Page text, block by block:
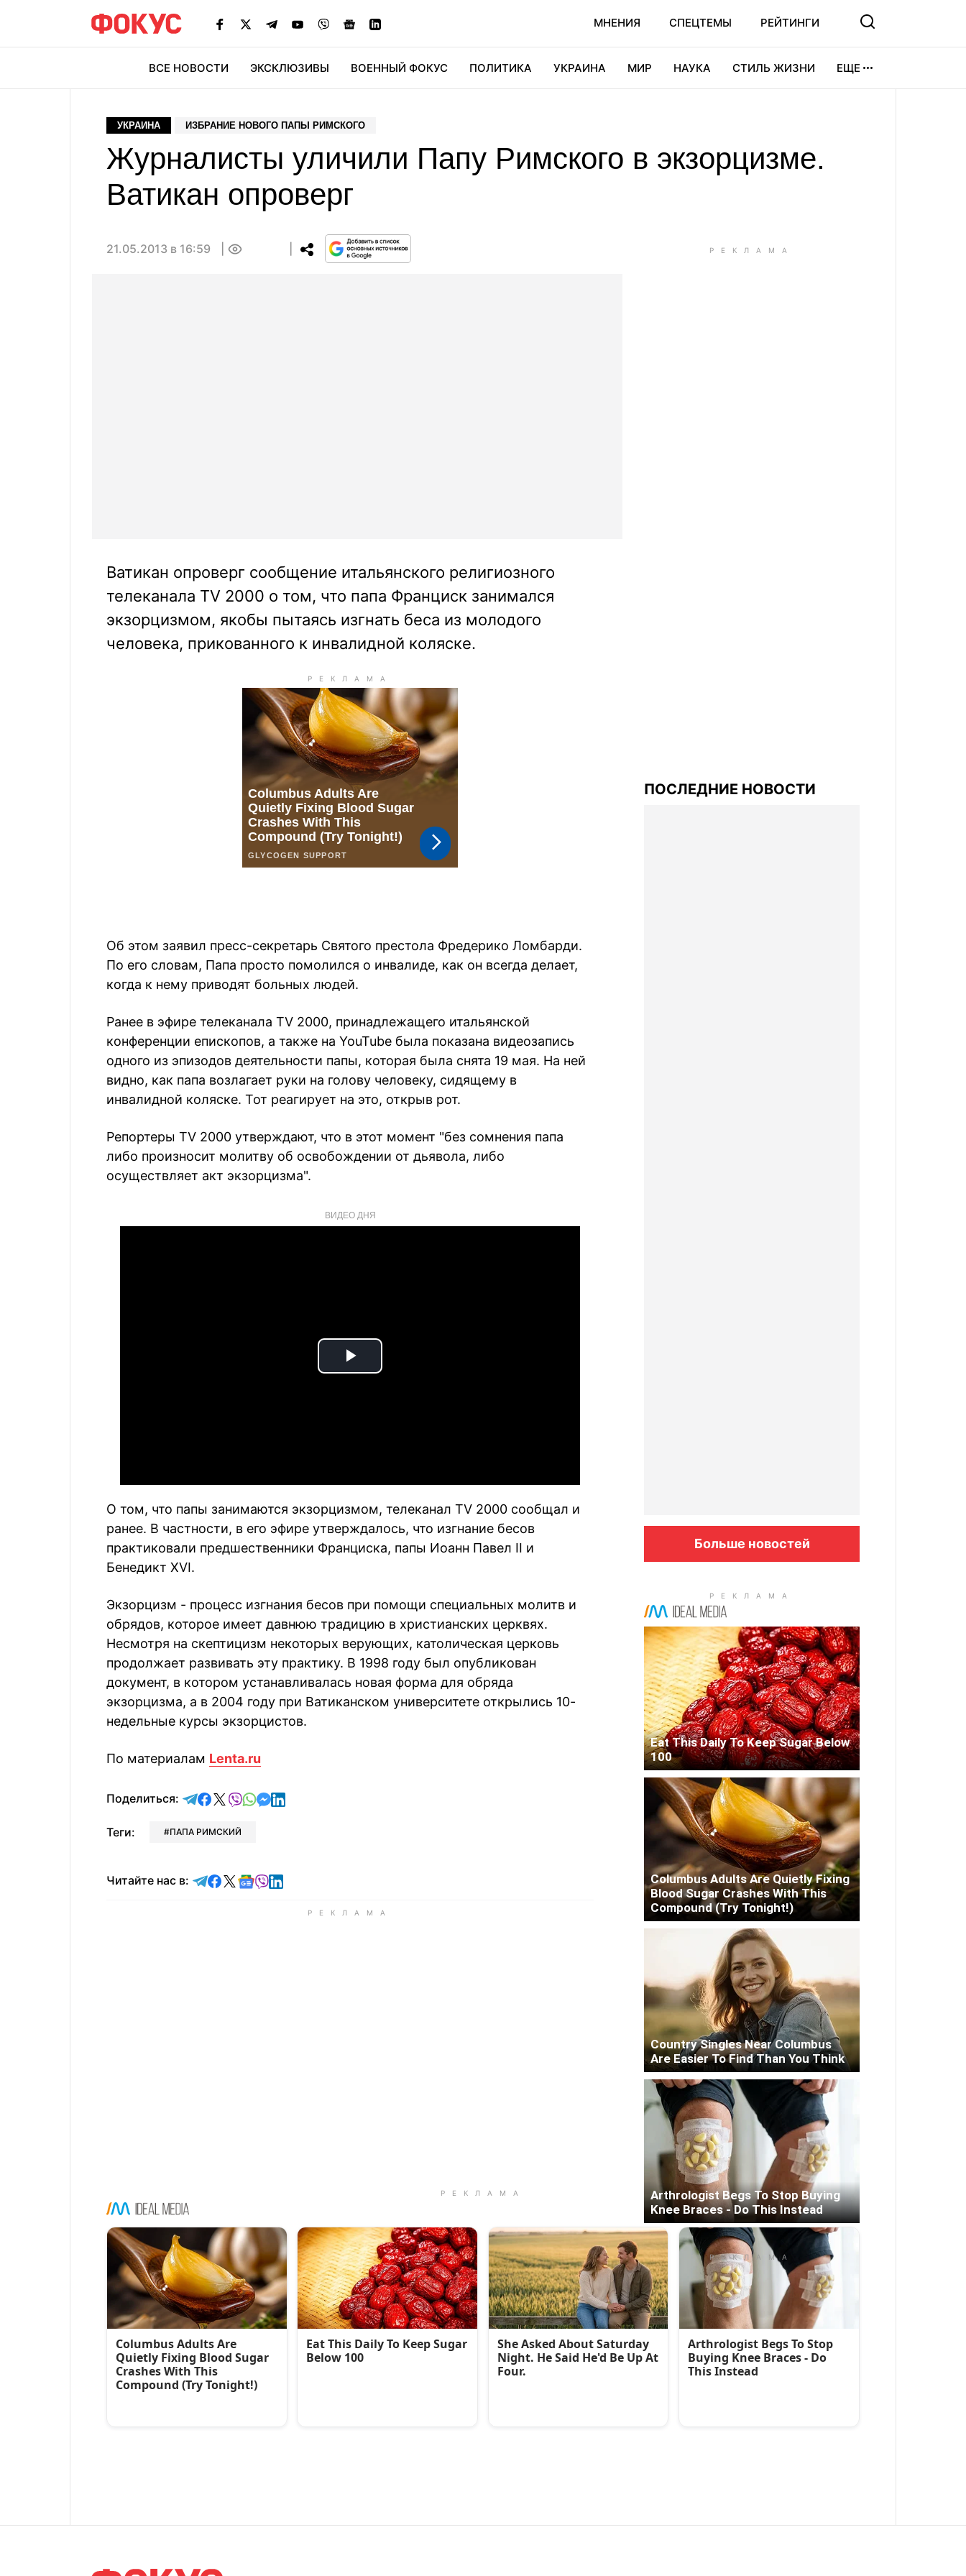
МНЕНИЯ СПЕЦТЕМЫ РЕЙТИНГИ
ВСЕ НОВОСТИ ЭКСКЛЮЗИВЫ ВОЕННЫЙ ФОКУС ПОЛИТИКА УКРАИНА МИР НАУКА СТИЛЬ ЖИЗНИ ЕЩЕ
УКРАИНА ИЗБРАНИЕ НОВОГО ПАПЫ РИМСКОГО
Журналисты уличили Папу Римского в экзорцизме.
Ватикан опроверг
21.05.2013 в 16:59
Ватикан опроверг сообщение итальянского религиозного
телеканала TV 2000 о том, что папа Франциск занимался
экзорцизмом, якобы пытаясь изгнать беса из молодого
человека, прикованного к инвалидной коляске.
Об этом заявил пресс-секретарь Святого престола Фредерико Ломбарди.
По его словам, Папа просто помолился о инвалиде, как он всегда делает,
когда к нему приводят больных людей.
Ранее в эфире телеканала TV 2000, принадлежащего итальянской
конференции епископов, а также на YouTube была показана видеозапись
одного из эпизодов деятельности папы, которая была снята 19 мая. На ней
видно, как папа возлагает руки на голову человеку, сидящему в
инвалидной коляске. Тот реагирует на это, открыв рот.
Репортеры TV 2000 утверждают, что в этот момент "без сомнения папа
либо произносит молитву об освобождении от дьявола, либо
осуществляет акт экзорцизма".
ВИДЕО ДНЯ
Play
О том, что папы занимаются экзорцизмом, телеканал TV 2000 сообщал и
ранее. В частности, в его эфире утверждалось, что изгнание бесов
практиковали предшественники Франциска, папы Иоанн Павел II и
Бенедикт XVI.
Экзорцизм - процесс изгнания бесов при помощи специальных молитв и
обрядов, которое имеет давнюю традицию в христианских церквях.
Несмотря на скептицизм некоторых верующих, католическая церковь
продолжает развивать эту практику. В 1998 году был опубликован
документ, в котором устанавливалась новая форма для обряда
экзорцизма, а в 2004 году при Ватиканском университете открылись 10-
недельные курсы экзорцистов.
По материалам Lenta.ru
Поделиться: отправить в Telegram
поделиться в Facebook
поделиться в X
отправить в Viber
отправить в Whatsapp
отправить в Messenger
отправить в LinkedIn
Теги: ПАПА РИМСКИЙ
Читайте нас в: Читайте в Telegram
Читайте в Facebook
Читайте в X
Читайте в Google news
Читайте в Viber
Читайте в LinkedIn
ПОСЛЕДНИЕ НОВОСТИ
Больше новостей